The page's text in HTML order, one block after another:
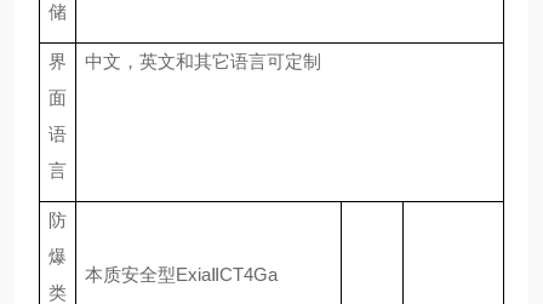
储
界
面
语
言
中文， 英文和其它语言可定制
防
爆
类
本质安全型ExiaⅡCT4Ga